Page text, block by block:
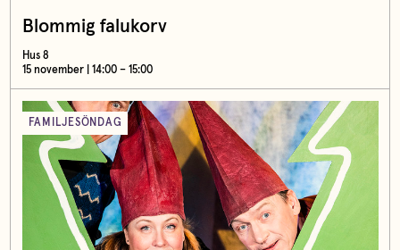
Blommig falukorv
Hus 8
15 november | 14:00 – 15:00
FAMILJESÖNDAG